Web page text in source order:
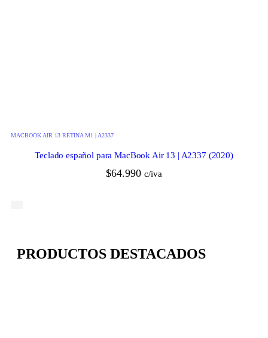
MACBOOK AIR 13 RETINA M1 | A2337
Teclado español para MacBook Air 13 | A2337 (2020)
$64.990 c/iva
PRODUCTOS DESTACADOS